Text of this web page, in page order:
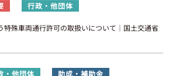
行政・他団体
特殊車両通行許可の取扱いについて｜国土交通省
・他団体 助成・補助金